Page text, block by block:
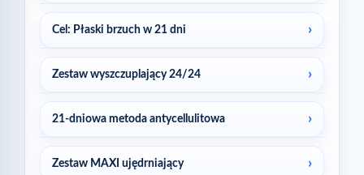
Cel: Płaski brzuch w 21 dni
Zestaw wyszczuplający 24/24
21-dniowa metoda antycellulitowa
Zestaw MAXI ujędrniający